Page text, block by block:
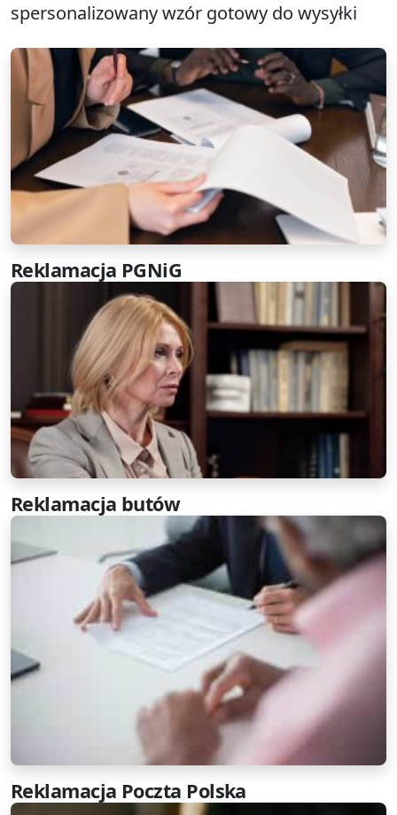
spersonalizowany wzór gotowy do wysyłki
Reklamacja PGNiG
Reklamacja butów
Reklamacja Poczta Polska